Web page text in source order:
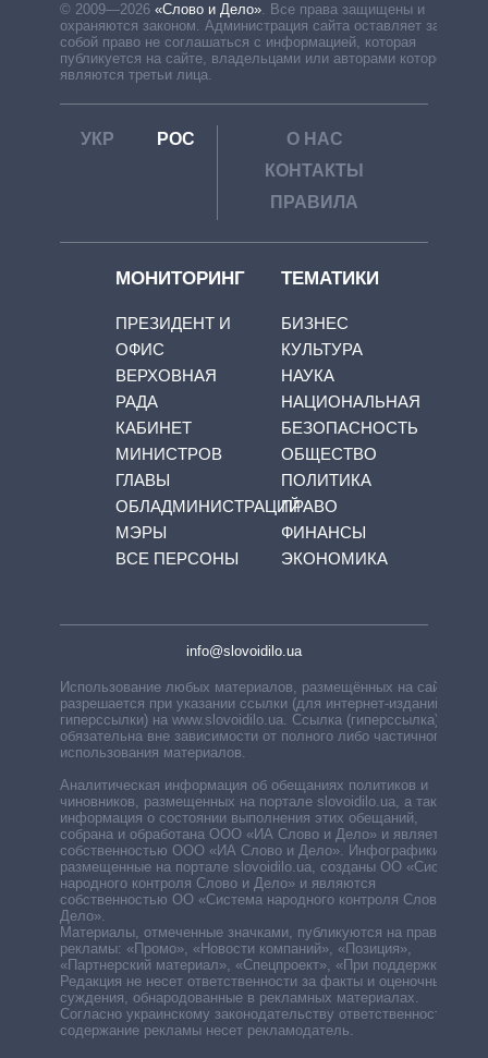
© 2009—2026 «Слово и Дело». Все права защищены и
охраняются законом. Администрация сайта оставляет за
собой право не соглашаться с информацией, которая
публикуется на сайте, владельцами или авторами которой
являются третьи лица.
УКР РОС
О НАС
КОНТАКТЫ
ПРАВИЛА
МОНИТОРИНГ
ПРЕЗИДЕНТ И
ОФИС
ВЕРХОВНАЯ
РАДА
КАБИНЕТ
МИНИСТРОВ
ГЛАВЫ
ОБЛАДМИНИСТРАЦИЙ
МЭРЫ
ВСЕ ПЕРСОНЫ
ТЕМАТИКИ
БИЗНЕС
КУЛЬТУРА
НАУКА
НАЦИОНАЛЬНАЯ
БЕЗОПАСНОСТЬ
ОБЩЕСТВО
ПОЛИТИКА
ПРАВО
ФИНАНСЫ
ЭКОНОМИКА
info@slovoidilo.ua
Использование любых материалов, размещённых на сайте,
разрешается при указании ссылки (для интернет-изданий —
гиперссылки) на www.slovoidilo.ua. Ссылка (гиперссылка)
обязательна вне зависимости от полного либо частичного
использования материалов.
Аналитическая информация об обещаниях политиков и
чиновников, размещенных на портале slovoidilo.ua, а также
информация о состоянии выполнения этих обещаний,
собрана и обработана ООО «ИА Слово и Дело» и является
собственностью ООО «ИА Слово и Дело». Инфографики,
размещенные на портале slovoidilo.ua, созданы ОО «Система
народного контроля Слово и Дело» и являются
собственностью ОО «Система народного контроля Слово и
Дело».
Материалы, отмеченные значками, публикуются на правах
рекламы: «Промо», «Новости компаний», «Позиция»,
«Партнерский материал», «Спецпроект», «При поддержке».
Редакция не несет ответственности за факты и оценочные
суждения, обнародованные в рекламных материалах.
Согласно украинскому законодательству ответственность за
содержание рекламы несет рекламодатель.